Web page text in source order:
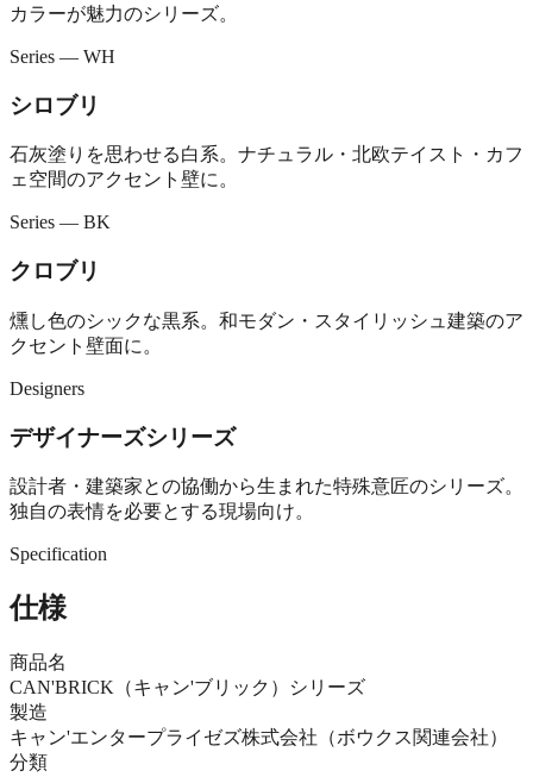
カラーが魅力のシリーズ。
Series — WH
シロブリ
石灰塗りを思わせる白系。ナチュラル・北欧テイスト・カフ
ェ空間のアクセント壁に。
Series — BK
クロブリ
燻し色のシックな黒系。和モダン・スタイリッシュ建築のア
クセント壁面に。
Designers
デザイナーズシリーズ
設計者・建築家との協働から生まれた特殊意匠のシリーズ。
独自の表情を必要とする現場向け。
Specification
仕様
商品名
CAN'BRICK（キャン'ブリック）シリーズ
製造
キャン'エンタープライゼズ株式会社（ボウクス関連会社）
分類